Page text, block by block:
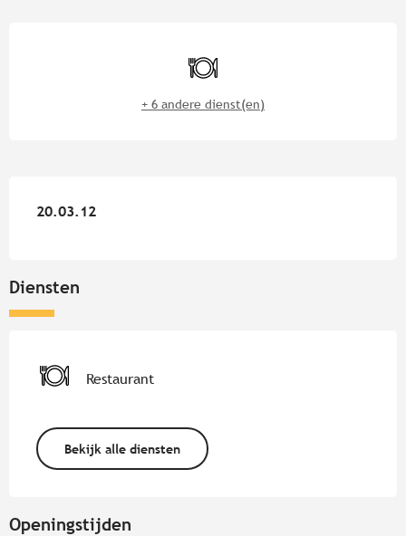
Restaurant
+ 6 andere dienst(en)
20.03.12
20.03.12
Diensten
Restaurant
Bekijk alle diensten
Openingstijden